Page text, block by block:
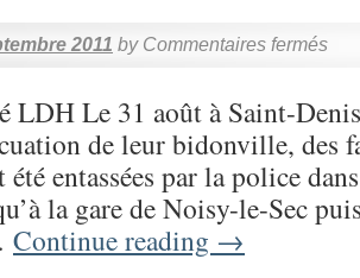
2011 by Commentaires fermés
LDH Le 31 août à Saint-
de leur bidonville, des
entassées par la police
la gare de Noisy-le-Sec
Continue reading →